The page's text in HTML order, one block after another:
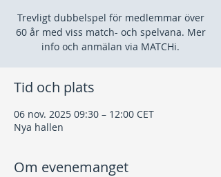
Trevligt dubbelspel för medlemmar över
60 år med viss match- och spelvana. Mer
info och anmälan via MATCHi.
Tid och plats
06 nov. 2025 09:30 – 12:00 CET
Nya hallen
Om evenemanget